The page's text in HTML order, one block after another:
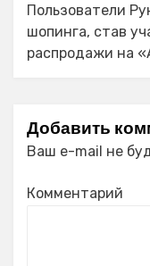
Пользователи
шопинга, став
распродажи на
Добавить
Ваш e-mail не
Комментарий